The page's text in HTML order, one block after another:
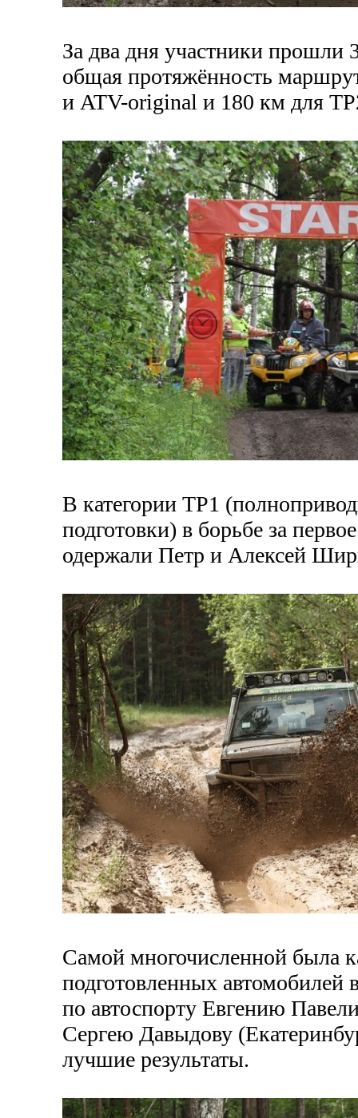
За два дня участники прошли
общая протяжённость
и ATV-original и 180 км для
В категории ТР1
подготовки) в борьбе за
одержали Петр и Алексей
Самой многочисленной была
подготовленных автомобилей
по автоспорту Евгению
Сергею Давыдову
лучшие результаты.